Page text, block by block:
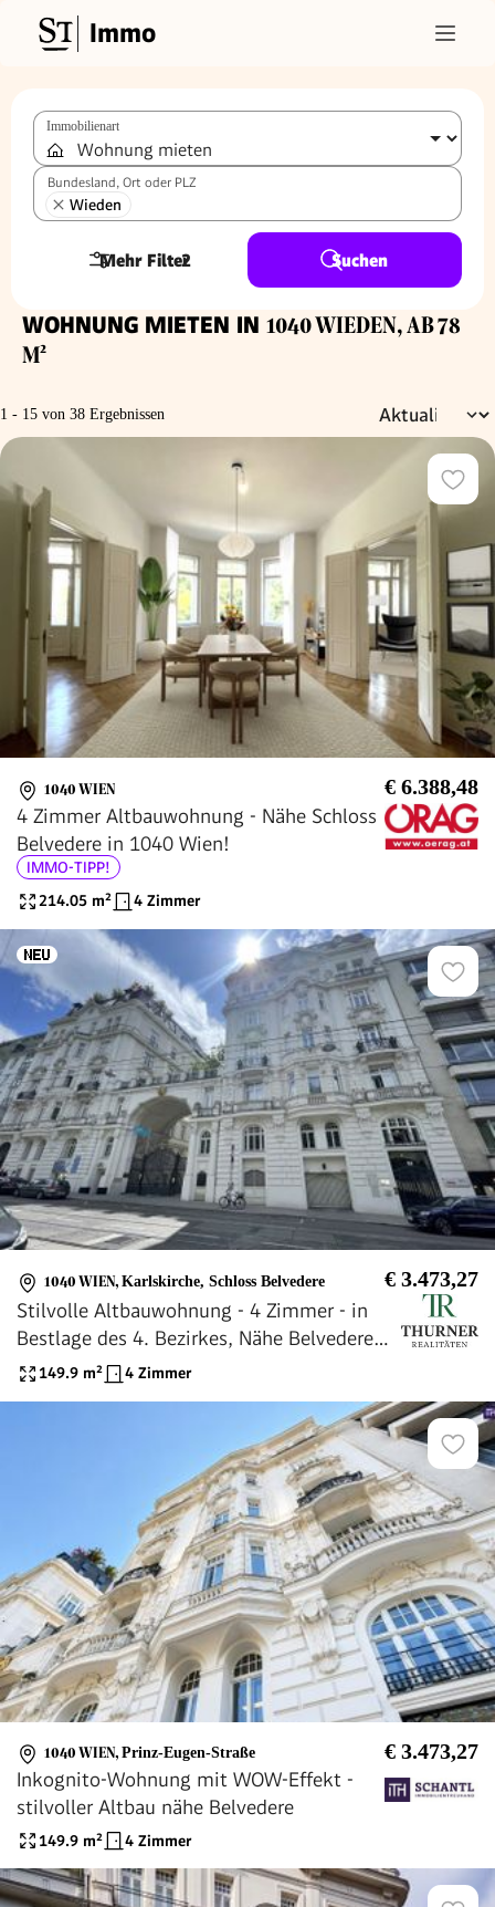
Immo
Immobilienart
Bundesland, Ort oder PLZ
Wieden
Mehr Filter
2 Suchen
WOHNUNG MIETEN IN 1040 WIEDEN, AB 78
M²
1 - 15 von 38 Ergebnissen
1040 WIEN € 6.388,48
4 Zimmer Altbauwohnung - Nähe Schloss
Belvedere in 1040 Wien!
IMMO-TIPP!
214.05 m² 4 Zimmer
1040 WIEN, Karlskirche, Schloss Belvedere € 3.473,27
Stilvolle Altbauwohnung - 4 Zimmer - in
Bestlage des 4. Bezirkes, Nähe Belvedere
und Karlskirche
149.9 m² 4 Zimmer
1040 WIEN, Prinz-Eugen-Straße € 3.473,27
Inkognito-Wohnung mit WOW-Effekt -
stilvoller Altbau nähe Belvedere
149.9 m² 4 Zimmer